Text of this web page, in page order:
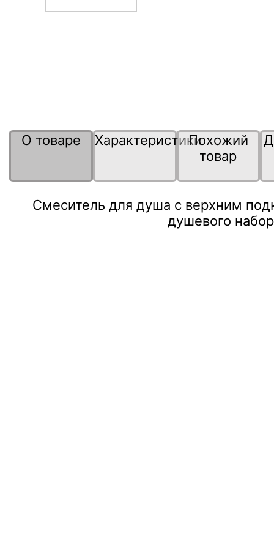
О товаре ХарактеристикиПохожий
товар
Смеситель для душа с верхним
душевого